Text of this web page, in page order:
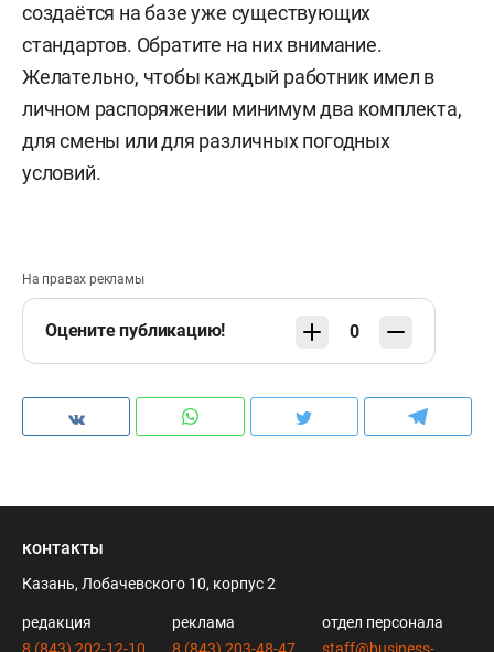
создаётся на базе уже существующих
стандартов. Обратите на них внимание.
Желательно, чтобы каждый работник имел в
личном распоряжении минимум два комплекта,
для смены или для различных погодных
условий.
На правах рекламы
Оцените публикацию! 0
контакты
Казань, Лобачевского 10, корпус 2
редакция
реклама
отдел персонала